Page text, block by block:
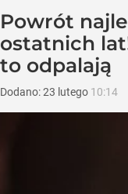
Powrót
ostatnich
to odpalają
Dodano:23 lutego 10:14